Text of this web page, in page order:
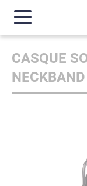
CASQUE